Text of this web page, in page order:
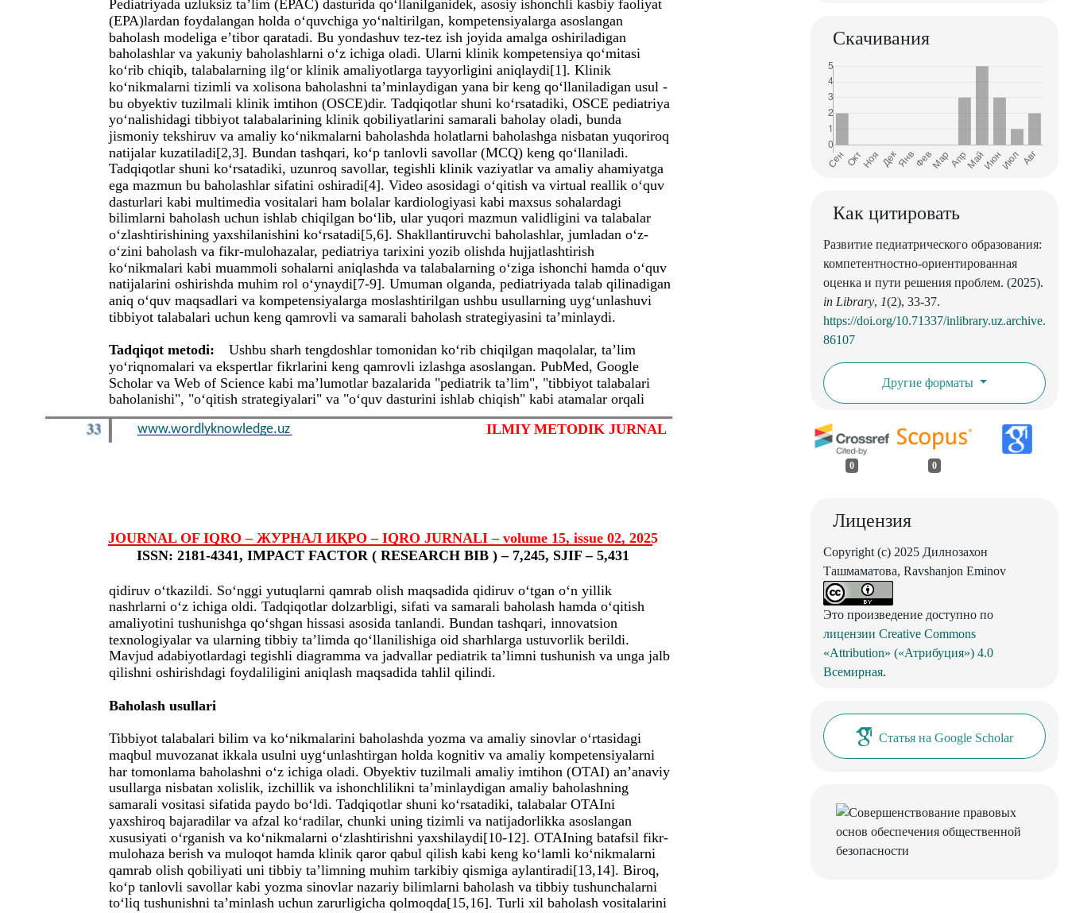
www.wordlyknowledge.uz ILMIY METODIK JURNAL
Pediatriyada uzluksiz ta’lim (EPAC) dasturida qo‘llanilganidek, asosiy ishonchli kasbiy faoliyat
(EPA)lardan foydalangan holda o‘quvchiga yo‘naltirilgan, kompetensiyalarga asoslangan
baholash modeliga e’tibor qaratadi. Bu yondashuv tez-tez ish joyida amalga oshiriladigan
baholashlar va yakuniy baholashlarni o‘z ichiga oladi. Ularni klinik kompetensiya qo‘mitasi
ko‘rib chiqib, talabalarning ilg‘or klinik amaliyotlarga tayyorligini aniqlaydi[1]. Klinik
ko‘nikmalarni tizimli va xolisona baholashni ta’minlaydigan yana bir keng qo‘llaniladigan usul -
bu obyektiv tuzilmali klinik imtihon (OSCE)dir. Tadqiqotlar shuni ko‘rsatadiki, OSCE pediatriya
yo‘nalishidagi tibbiyot talabalarining klinik qobiliyatlarini samarali baholay oladi, bunda
jismoniy tekshiruv va amaliy ko‘nikmalarni baholashda holatlarni baholashga nisbatan yuqoriroq
natijalar kuzatiladi[2,3]. Bundan tashqari, ko‘p tanlovli savollar (MCQ) keng qo‘llaniladi.
Tadqiqotlar shuni ko‘rsatadiki, uzunroq savollar, tegishli klinik vaziyatlar va amaliy ahamiyatga
ega mazmun bu baholashlar sifatini oshiradi[4]. Video asosidagi o‘qitish va virtual reallik o‘quv
dasturlari kabi multimedia vositalari ham bolalar kardiologiyasi kabi maxsus sohalardagi
bilimlarni baholash uchun ishlab chiqilgan bo‘lib, ular yuqori mazmun validligini va talabalar
o‘zlashtirishining yaxshilanishini ko‘rsatadi[5,6]. Shakllantiruvchi baholashlar, jumladan o‘z-
o‘zini baholash va fikr-mulohazalar, pediatriya tarixini yozib olishda hujjatlashtirish
ko‘nikmalari kabi muammoli sohalarni aniqlashda va talabalarning o‘ziga ishonchi hamda o‘quv
natijalarini oshirishda muhim rol o‘ynaydi[7-9]. Umuman olganda, pediatriyada talab qilinadigan
aniq o‘quv maqsadlari va kompetensiyalarga moslashtirilgan ushbu usullarning uyg‘unlashuvi
tibbiyot talabalari uchun keng qamrovli va samarali baholash strategiyasini ta’minlaydi.
Tadqiqot metodi:
Ushbu sharh tengdoshlar tomonidan ko‘rib chiqilgan maqolalar, ta’lim
yo‘riqnomalari va ekspertlar fikrlarini keng qamrovli izlashga asoslangan. PubMed, Google
Scholar va Web of Science kabi ma’lumotlar bazalarida "pediatrik ta’lim", "tibbiyot talabalari
baholanishi", "o‘qitish strategiyalari" va "o‘quv dasturini ishlab chiqish" kabi atamalar orqali
JOURNAL OF IQRO – ЖУРНАЛ ИҚРО – IQRO JURNALI – volume 15, issue 02, 2025
ISSN: 2181-4341, IMPACT FACTOR ( RESEARCH BIB ) – 7,245, SJIF – 5,431
qidiruv o‘tkazildi. So‘nggi yutuqlarni qamrab olish maqsadida qidiruv o‘tgan o‘n yillik
nashrlarni o‘z ichiga oldi. Tadqiqotlar dolzarbligi, sifati va samarali baholash hamda o‘qitish
amaliyotini tushunishga qo‘shgan hissasi asosida tanlandi. Bundan tashqari, innovatsion
texnologiyalar va ularning tibbiy ta’limda qo‘llanilishiga oid sharhlarga ustuvorlik berildi.
Mavjud adabiyotlardagi tegishli diagramma va jadvallar pediatrik ta’limni tushunish va unga jalb
qilishni oshirishdagi foydaliligini aniqlash maqsadida tahlil qilindi.
Baholash usullari
Tibbiyot talabalari bilim va ko‘nikmalarini baholashda yozma va amaliy sinovlar o‘rtasidagi
maqbul muvozanat ikkala usulni uyg‘unlashtirgan holda kognitiv va amaliy kompetensiyalarni
har tomonlama baholashni o‘z ichiga oladi. Obyektiv tuzilmali amaliy imtihon (OTAI) an’anaviy
usullarga nisbatan xolislik, izchillik va ishonchlilikni ta’minlaydigan amaliy baholashning
samarali vositasi sifatida paydo bo‘ldi. Tadqiqotlar shuni ko‘rsatadiki, talabalar OTAIni
yaxshiroq bajaradilar va afzal ko‘radilar, chunki uning tizimli va natijadorlikka asoslangan
xususiyati o‘rganish va ko‘nikmalarni o‘zlashtirishni yaxshilaydi[10-12]. OTAIning batafsil fikr-
mulohaza berish va muloqot hamda klinik qaror qabul qilish kabi keng ko‘lamli ko‘nikmalarni
qamrab olish qobiliyati uni tibbiy ta’limning muhim tarkibiy qismiga aylantiradi[13,14]. Biroq,
ko‘p tanlovli savollar kabi yozma sinovlar nazariy bilimlarni baholash va tibbiy tushunchalarni
to‘liq tushunishni ta’minlash uchun zarurligicha qolmoqda[15,16]. Turli xil baholash vositalarini
Скачивания
Как цитировать
Развитие педиатрического образования:
компетентностно-ориентированная
оценка и пути решения проблем. (2025).
in Library, 1(2), 33-37.
https://doi.org/10.71337/inlibrary.uz.archive.
86107
Другие форматы
0 0
Лицензия
Copyright (c) 2025 Дилнозахон
Ташмаматова, Ravshanjon Eminov
Это произведение доступно по
лицензии Creative Commons
«Attribution» («Атрибуция») 4.0
Всемирная.
Статья на Google Scholar